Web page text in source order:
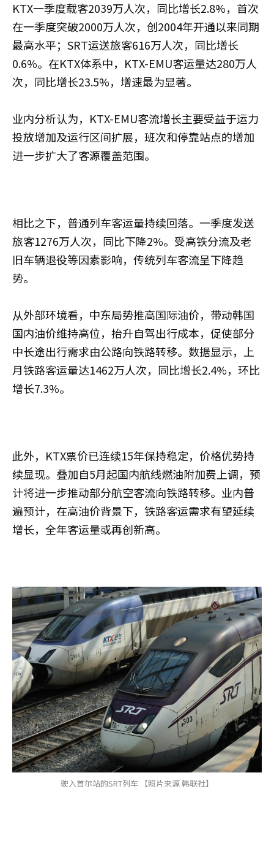
KTX一季度载客2039万人次，同比增长2.8%，首次
在一季度突破2000万人次，创2004年开通以来同期
最高水平；SRT运送旅客616万人次，同比增长
0.6%。在KTX体系中，KTX-EMU客运量达280万人
次，同比增长23.5%，增速最为显著。
业内分析认为，KTX-EMU客流增长主要受益于运力
投放增加及运行区间扩展，班次和停靠站点的增加
进一步扩大了客源覆盖范围。
相比之下，普通列车客运量持续回落。一季度发送
旅客1276万人次，同比下降2%。受高铁分流及老
旧车辆退役等因素影响，传统列车客流呈下降趋
势。
从外部环境看，中东局势推高国际油价，带动韩国
国内油价维持高位，抬升自驾出行成本，促使部分
中长途出行需求由公路向铁路转移。数据显示，上
月铁路客运量达1462万人次，同比增长2.4%，环比
增长7.3%。
此外，KTX票价已连续15年保持稳定，价格优势持
续显现。叠加自5月起国内航线燃油附加费上调，预
计将进一步推动部分航空客流向铁路转移。业内普
遍预计，在高油价背景下，铁路客运需求有望延续
增长，全年客运量或再创新高。
驶入首尔站的SRT列车 【照片来源 韩联社】